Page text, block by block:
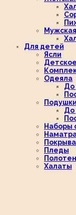
Мужская
Для детей
Ясли
Одеяла
До
Подушки
До
Наборы
Пледы
Халаты